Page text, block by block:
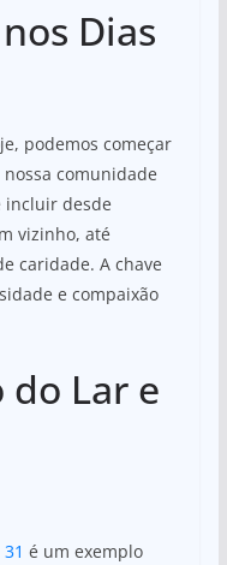
Dias
podemos começar
comunidade
incluir desde
vizinho, até
caridade. A chave
e compaixão
Lar e
é um exemplo